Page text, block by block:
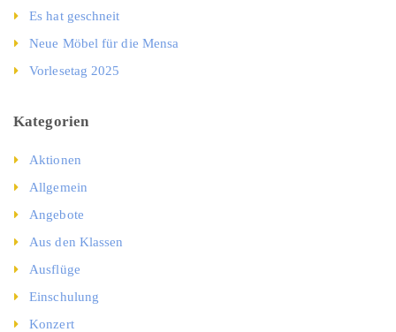
Es hat geschneit
Neue Möbel für die Mensa
Vorlesetag 2025
Kategorien
Aktionen
Allgemein
Angebote
Aus den Klassen
Ausflüge
Einschulung
Konzert